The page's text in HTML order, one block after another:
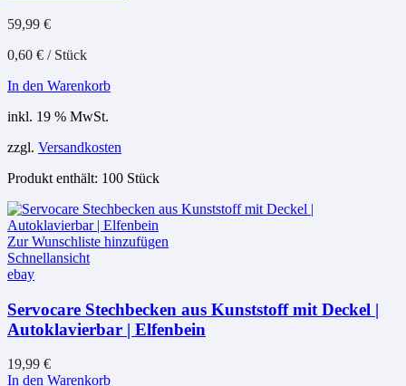
59,99 €
0,60 € / Stück
In den Warenkorb
inkl. 19 % MwSt.
zzgl. Versandkosten
Produkt enthält: 100 Stück
Zur Wunschliste hinzufügen
Schnellansicht
ebay
Servocare Stechbecken aus Kunststoff mit Deckel |
Autoklavierbar | Elfenbein
19,99 €
In den Warenkorb